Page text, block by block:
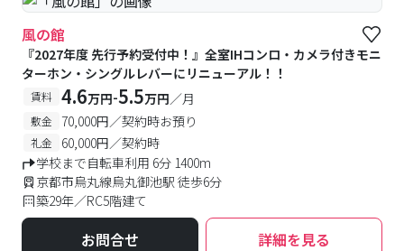
風の館
『2027年度 先行予約受付中！』全室IHコンロ・カメラ付きモニ
ターホン・シングルレバーにリニューアル！！
賃料 4.6万円-5.5万円／月
敷金 70,000円／契約時お預り
礼金
60,000円／契約時
学校まで自転車利用 6分 1400m
京都市烏丸線烏丸御池駅 徒歩6分
築29年／RC5階建て
お問合せ 詳細を見る